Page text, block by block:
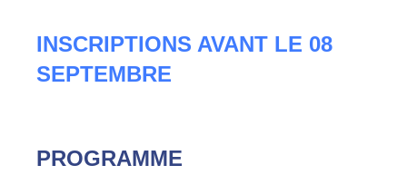
INSCRIPTIONS AVANT LE 08
SEPTEMBRE
PROGRAMME